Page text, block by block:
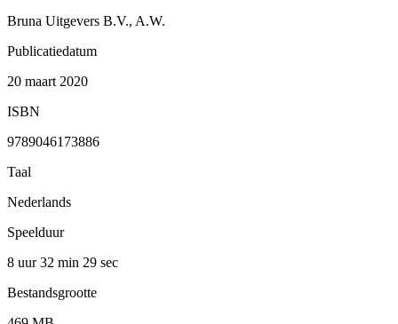
Bruna Uitgevers B.V., A.W.
Publicatiedatum
20 maart 2020
ISBN
9789046173886
Taal
Nederlands
Speelduur
8 uur 32 min 29 sec
Bestandsgrootte